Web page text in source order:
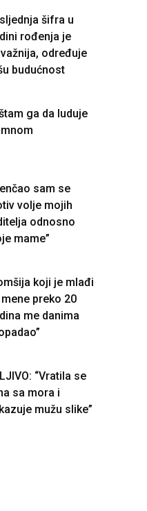
šifra u
rođenja je
određuje
budućnost
ga da luduje
sam se
volje mojih
odnosno
mame”
koji je mlađi
preko 20
me danima
“Vratila se
sa mora i
mužu slike”